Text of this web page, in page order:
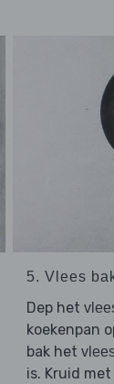
5. Vlees
Dep het
koekenpan
bak het
is. Kruid